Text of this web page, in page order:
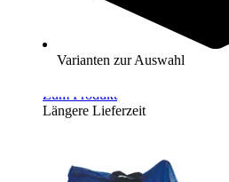
Varianten zur Auswahl
Handballgegner-Dummy
1.208,00 €
Zum Produkt
Längere Lieferzeit